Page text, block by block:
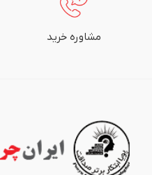
مشاوره خرید